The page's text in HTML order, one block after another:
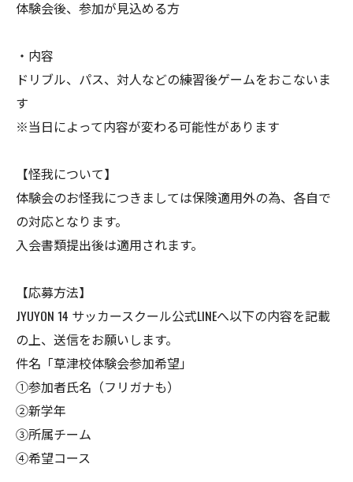
体験会後、参加が見込める方
・内容
ドリブル、パス、対人などの練習後ゲームをおこないま
す
※当日によって内容が変わる可能性があります
【怪我について】
体験会のお怪我につきましては保険適用外の為、各自で
の対応となります。
入会書類提出後は適用されます。
【応募方法】
JYUYON 14 サッカースクール公式LINEへ以下の内容を記載
の上、送信をお願いします。
件名「草津校体験会参加希望」
①参加者氏名（フリガナも）
②新学年
③所属チーム
④希望コース